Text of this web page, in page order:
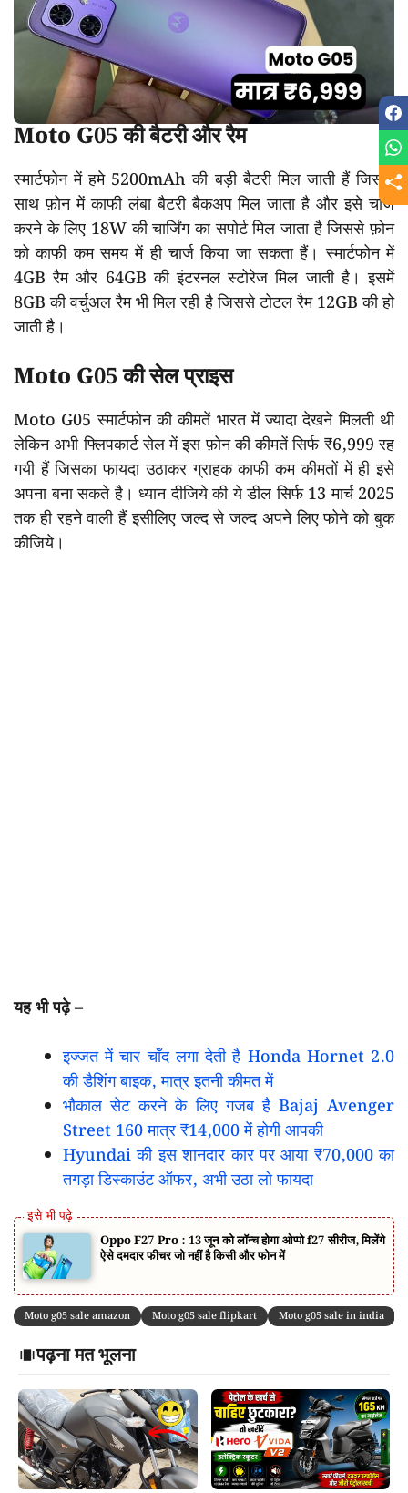
Moto G05 की बैटरी और रैम
स्मार्टफोन में हमे 5200mAh की बड़ी बैटरी मिल जाती हैं जिसके
साथ फ़ोन में काफी लंबा बैटरी बैकअप मिल जाता है और इसे चार्ज
करने के लिए 18W की चार्जिंग का सपोर्ट मिल जाता है जिससे फ़ोन
को काफी कम समय में ही चार्ज किया जा सकता हैं। स्मार्टफोन में
4GB रैम और 64GB की इंटरनल स्टोरेज मिल जाती है। इसमें
8GB की वर्चुअल रैम भी मिल रही है जिससे टोटल रैम 12GB की हो
जाती है।
Moto G05 की सेल प्राइस
Moto G05 स्मार्टफोन की कीमतें भारत में ज्यादा देखने मिलती थी
लेकिन अभी फ्लिपकार्ट सेल में इस फ़ोन की कीमतें सिर्फ ₹6,999 रह
गयी हैं जिसका फायदा उठाकर ग्राहक काफी कम कीमतों में ही इसे
अपना बना सकते है। ध्यान दीजिये की ये डील सिर्फ 13 मार्च 2025
तक ही रहने वाली हैं इसीलिए जल्द से जल्द अपने लिए फोने को बुक
कीजिये।
यह भी पढ़े –
इज्जत में चार चाँद लगा देती है Honda Hornet 2.0
की डैशिंग बाइक, मात्र इतनी कीमत में
भौकाल सेट करने के लिए गजब है Bajaj Avenger
Street 160 मात्र ₹14,000 में होगी आपकी
Hyundai की इस शानदार कार पर आया ₹70,000 का
तगड़ा डिस्काउंट ऑफर, अभी उठा लो फायदा
Oppo F27 Pro : 13 जून को लॉन्च होगा ओप्पो f27 सीरीज, मिलेंगे
ऐसे दमदार फीचर जो नहीं है किसी और फोन में
Moto g05 sale amazon Moto g05 sale flipkart Moto g05 sale in india
पढ़ना मत भूलना